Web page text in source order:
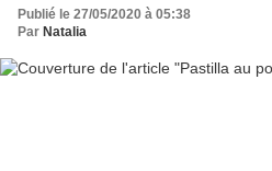
Publié le 27/05/2020 à 05:38
Par Natalia